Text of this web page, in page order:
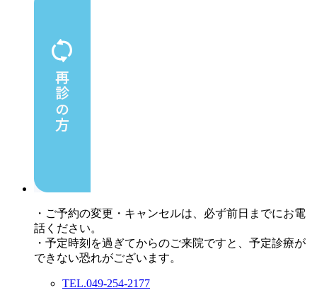
・ご予約の変更・キャンセルは、必ず前日までにお電
話ください。
・予定時刻を過ぎてからのご来院ですと、予定診療が
できない恐れがございます。
TEL.049-254-2177